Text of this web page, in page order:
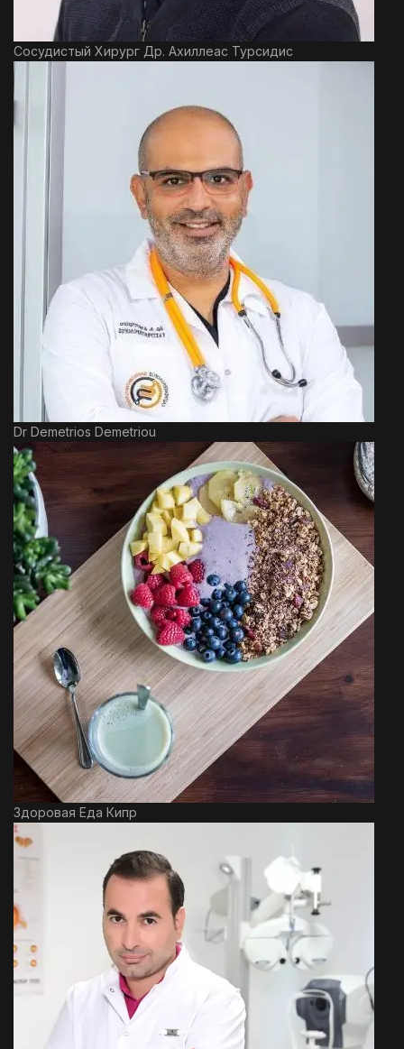
Сосудистый Хирург Др. Ахиллеас Турсидис
Dr Demetrios Demetriou
Здоровая Еда Кипр